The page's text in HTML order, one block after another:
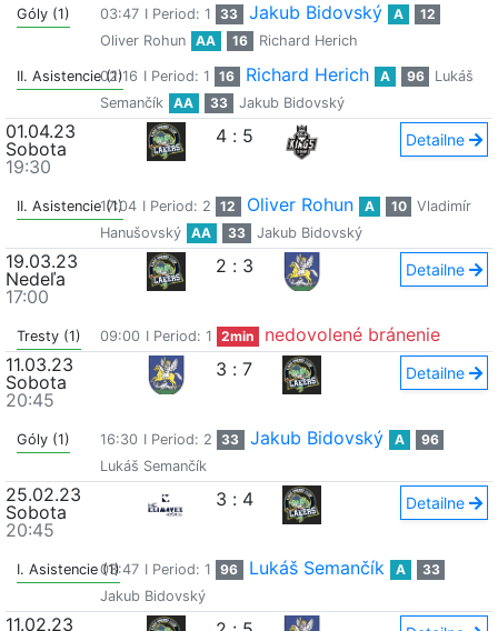
Góly (1) 03:47 I Period: 1 33 Jakub Bidovský A
12
Oliver Rohun
AA 16 Richard Herich
II. Asistencie (1)
02:16 I Period: 1 16 Richard Herich A 96
Lukáš
Semančík
AA 33 Jakub Bidovský
01.04.23
Sobota
19:30
4 : 5 Detailne
II. Asistencie (1)
17:04 I Period: 2 12 Oliver Rohun A 10
Vladimír
Hanušovský
AA 33 Jakub Bidovský
19.03.23
Nedeľa
17:00
2 : 3 Detailne
Tresty (1) 09:00 I Period: 1 2min
nedovolené bránenie
11.03.23
Sobota
20:45
3 : 7 Detailne
Góly (1) 16:30 I Period: 2 33 Jakub Bidovský A
96
Lukáš Semančík
25.02.23
Sobota
20:45
3 : 4 Detailne
I. Asistencie (1)03:47 I Period: 1 96 Lukáš Semančík A
33
Jakub Bidovský
11.02.23